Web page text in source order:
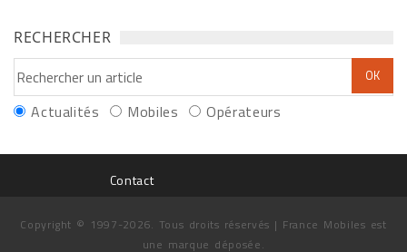
RECHERCHER
Actualités Mobiles Opérateurs
Contact
Copyright © 1997-2026. Tous droits réservés | France Mobiles est
une marque déposée.